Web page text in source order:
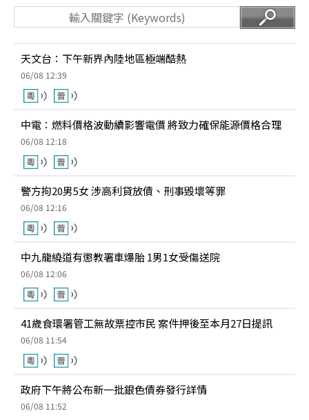
天文台：下午新界內陸地區極端酷熱
06/08 12:39
中電：燃料價格波動續影響電價 將致力確保能源價格合理
06/08 12:18
警方拘20男5女 涉高利貸放債、刑事毁壞等罪
06/08 12:16
中九龍繞道有懲教署車爆胎 1男1女受傷送院
06/08 12:06
41歲食環署管工無故票控市民 案件押後至本月27日提訊
06/08 11:54
政府下午將公布新一批銀色債券發行詳情
06/08 11:52